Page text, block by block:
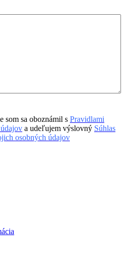
som sa oboznámil s Pravidlami
a udeľujem výslovný Súhlas
osobných údajov